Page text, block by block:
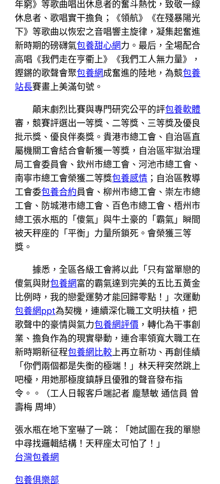
年窮》等歌曲唱出休息者的奮斗熱忱，致敬一線
休息者、歌唱實干擔負；《領航》《在殘暴陽光
下》等歌曲以恢宏之音唱響主旋律，凝集起奮進
新時期的磅礴氣包養甜心網力。最后，全場配合
高唱《我們走在亨衢上》《我們工人無力量》，
鏗鏘的歌聲會聚包養網成奮進的陸地，為競包養
站長賽畫上美滿句號。
顛末劇烈比賽與專門研究公平的評包養軟體
審，競賽評選出一等獎、二等獎、三等獎及優良
批示獎、優良伴奏獎。貴港市總工會、自治區直
屬機關工會結合會斬獲一等獎，自治區牢獄治理
局工會委員會、欽州市總工會、河池市總工會、
南寧市總工會榮獲二等獎包養感情 ；自治區教導
工會委包養合約員會、柳州市總工會、崇左市總
工會、防城港市總工會、百色市總工會、梧州市
總工張水瓶的「傻氣」與牛土豪的「霸氣」瞬間
被天秤座的「平衡」力量所鎖死。會榮獲三等
獎。
據悉，全區各級工會將以此「只有當單戀的
傻氣與財包養網富的霸氣達到完美的五比五黃金
比例時，我的戀愛運勢才能回歸零點！」次運動
包養網ppt為契機，連續深化職工文明扶植，把
歌聲中的豪情與氣力包養網評價 ，轉化為干事創
業、擔負作為的現實舉動，連合率領寬大職工在
新時期新征程包養網比較 上再立新功、再創佳績
「你們兩個都是失衡的極端！」林天秤突然跳上
吧檯，用她那極度鎮靜且優雅的聲音發布指
令。。（工人日報客戶端記者 龐慧敏 通信員 曾
壽梅 周坤）
張水瓶在地下室嚇了一跳：「她試圖在我的單戀
中尋找邏輯結構！天秤座太可怕了！」
台灣包養網
包養俱樂部